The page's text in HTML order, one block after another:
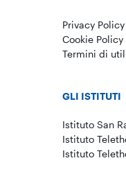
Privacy Policy
Cookie Policy
Termini di
GLI ISTITUTI
Istituto San
Istituto
Istituto